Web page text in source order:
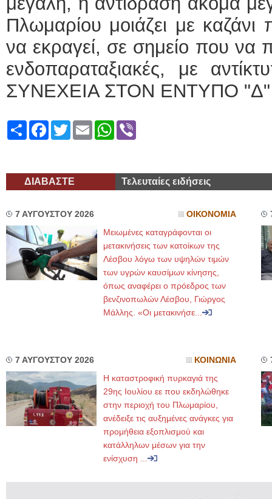
Πλωμαρίου μοιάζει με καζάνι
να εκραγεί, σε σημείο που να
ενδοπαραταξιακές, με
ΣΥΝΕΧΕΙΑ ΣΤΟΝ ΕΝΤΥΠΟ "Δ"
ShareFacebook
TwitterEmailWhatsApp
ΔΙΑΒΑΣΤΕ Τελευταίες ειδήσεις
7 ΑΥΓΟΥΣΤΟΥ 2026 ΟΙΚΟΝΟΜΙΑ
Μειωμένες καταγράφονται οι
μετακινήσεις των κατοίκων της
Λέσβου λόγω των υψηλών τιμών
των υγρών καυσίμων κίνησης,
όπως αναφέρει ο πρόεδρος των
βενζινοπωλών Λέσβου, Γιώργος
Μάλλης. «Οι μετακινήσε...
7 ΑΥΓΟΥΣΤΟΥ 2026 ΚΟΙΝΩΝΙΑ
Η καταστροφική πυρκαγιά της
29ης Ιουλίου εε που εκδηλώθηκε
στην περιοχή του Πλωμαρίου,
ανέδειξε τις αυξημένες ανάγκες για
προμήθεια εξοπλισμού και
κατάλληλων μέσων για την
ενίσχυση ...